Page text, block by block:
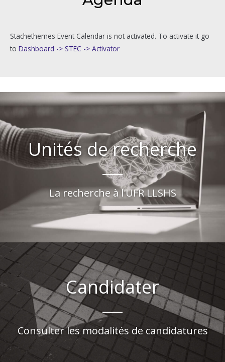
Stachethemes Event Calendar is not activated. To activate it go
to Dashboard -> STEC -> Activator
Unités de recherche
La recherche à l'UFR LLSHS
Candidater
Consulter les modalités de candidatures